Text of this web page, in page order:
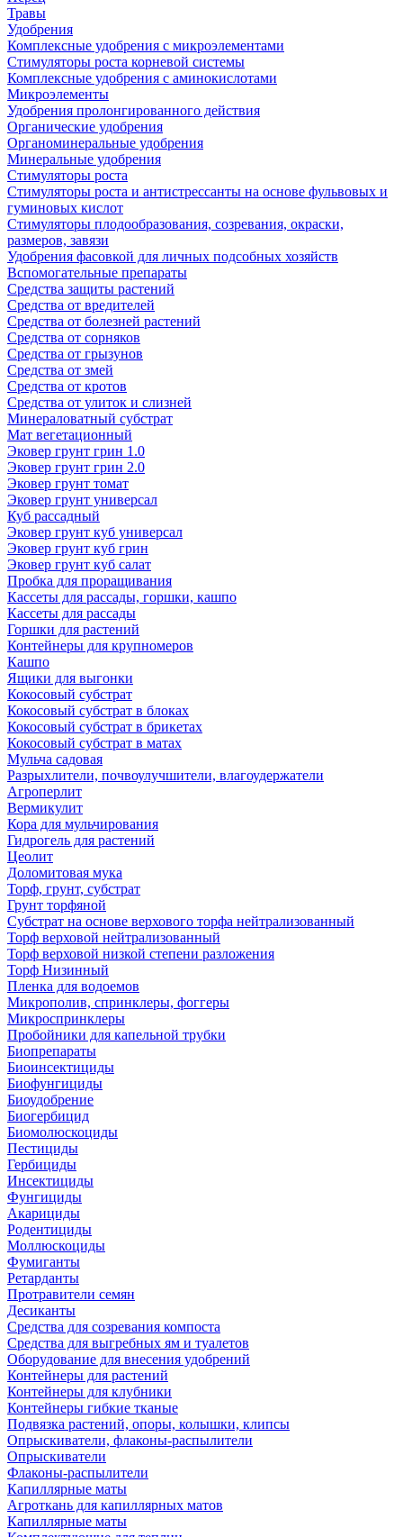
Травы
Удобрения
Комплексные удобрения с микроэлементами
Стимуляторы роста корневой системы
Комплексные удобрения с аминокислотами
Микроэлементы
Удобрения пролонгированного действия
Органические удобрения
Органоминеральные удобрения
Минеральные удобрения
Стимуляторы роста
Стимуляторы роста и антистрессанты на основе фульвовых и
гуминовых кислот
Стимуляторы плодообразования, созревания, окраски,
размеров, завязи
Удобрения фасовкой для личных подсобных хозяйств
Вспомогательные препараты
Средства защиты растений
Средства от вредителей
Средства от болезней растений
Средства от сорняков
Средства от грызунов
Средства от змей
Средства от кротов
Средства от улиток и слизней
Минераловатный субстрат
Мат вегетационный
Эковер грунт грин 1.0
Эковер грунт грин 2.0
Эковер грунт томат
Эковер грунт универсал
Куб рассадный
Эковер грунт куб универсал
Эковер грунт куб грин
Эковер грунт куб салат
Пробка для проращивания
Кассеты для рассады, горшки, кашпо
Кассеты для рассады
Горшки для растений
Контейнеры для крупномеров
Кашпо
Ящики для выгонки
Кокосовый субстрат
Кокосовый субстрат в блоках
Кокосовый субстрат в брикетах
Кокосовый субстрат в матах
Мульча садовая
Разрыхлители, почвоулучшители, влагоудержатели
Агроперлит
Вермикулит
Кора для мульчирования
Гидрогель для растений
Цеолит
Доломитовая мука
Торф, грунт, субстрат
Грунт торфяной
Субстрат на основе верхового торфа нейтрализованный
Торф верховой нейтрализованный
Торф верховой низкой степени разложения
Торф Низинный
Пленка для водоемов
Микрополив, спринклеры, фоггеры
Микроспринклеры
Пробойники для капельной трубки
Биопрепараты
Биоинсектициды
Биофунгициды
Биоудобрение
Биогербицид
Биомолюскоциды
Пестициды
Гербициды
Инсектициды
Фунгициды
Акарициды
Родентициды
Моллюскоциды
Фумиганты
Ретарданты
Протравители семян
Десиканты
Средства для созревания компоста
Средства для выгребных ям и туалетов
Оборудование для внесения удобрений
Контейнеры для растений
Контейнеры для клубники
Контейнеры гибкие тканые
Подвязка растений, опоры, колышки, клипсы
Опрыскиватели, флаконы-распылители
Опрыскиватели
Флаконы-распылители
Капиллярные маты
Агроткань для капиллярных матов
Капиллярные маты